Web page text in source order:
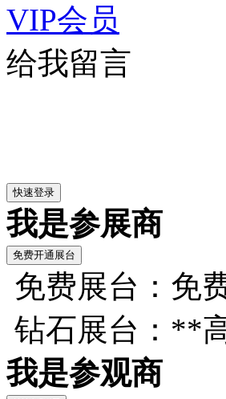
VIP会员
给我留言
我是参展商
免费展台：免
钻石展台：**
我是参观商